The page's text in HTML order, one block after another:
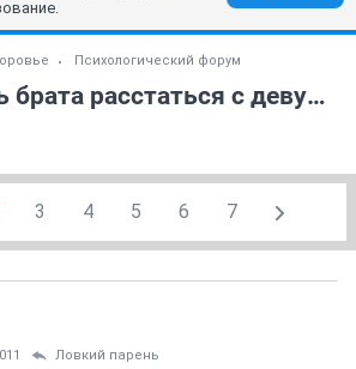
Психологический форум
Как заставить брата расстаться с девушкой?
3 4 5 6 7
Ловкий парень